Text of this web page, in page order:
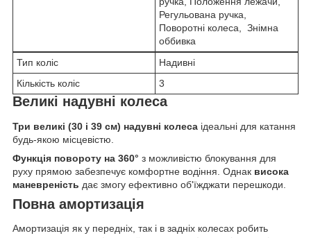
Регульована ручка,
Поворотні колеса, Знімна
оббивка
Тип коліс
Надивні
Кількість коліс
3
Великі надувні колеса
Три великі (30 і 39 см) надувні колеса ідеальні для катання
будь-якою місцевістю.
Функція повороту на 360° з можливістю блокування для
руху прямою забезпечує комфортне водіння. Однак висока
маневреність дає змогу ефективно об'їжджати перешкоди.
Повна амортизація
Амортизація як у передніх, так і в задніх колесах робить